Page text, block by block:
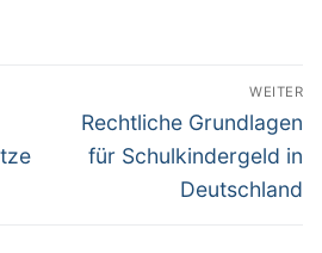
WEITER
Nächster
Beitrag:
Rechtliche Grundlagen
für Schulkindergeld in
Deutschland